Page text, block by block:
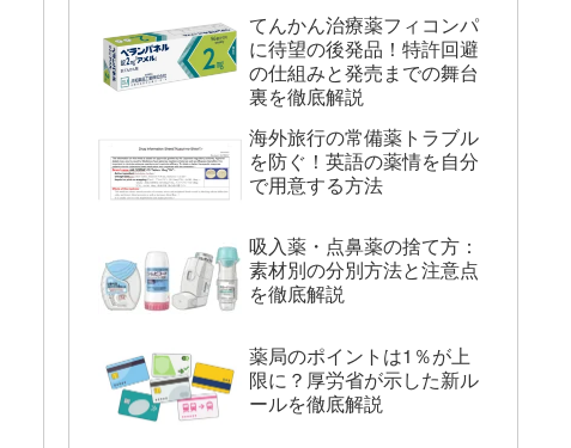
てんかん治療薬フィコンパ
に待望の後発品！特許回避
の仕組みと発売までの舞台
裏を徹底解説
海外旅行の常備薬トラブル
を防ぐ！英語の薬情を自分
で用意する方法
吸入薬・点鼻薬の捨て方：
素材別の分別方法と注意点
を徹底解説
薬局のポイントは1％が上
限に？厚労省が示した新ル
ールを徹底解説